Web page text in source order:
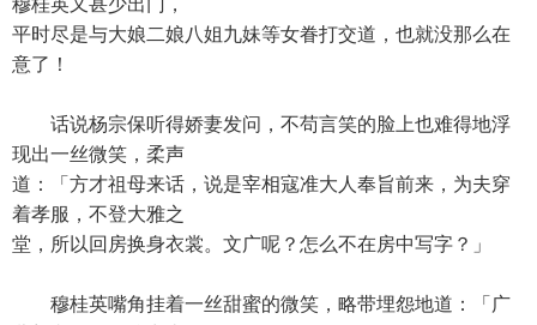
穆桂英又甚少出门，
平时尽是与大娘二娘八姐九妹等女眷打交道，也就没那么在
意了！
话说杨宗保听得娇妻发问，不苟言笑的脸上也难得地浮
现出一丝微笑，柔声
道：「方才祖母来话，说是宰相寇准大人奉旨前来，为夫穿
着孝服，不登大雅之
堂，所以回房换身衣裳。文广呢？怎么不在房中写字？」
穆桂英嘴角挂着一丝甜蜜的微笑，略带埋怨地道：「广